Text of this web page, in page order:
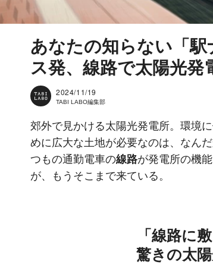
あなたの知らない「駅
ス発、線路で太陽光発
2024/11/19
TABI LABO編集部
郊外で見かける太陽光発電所。環境
めに広大な土地が必要なのは、なん
つもの通勤電車の線路が発電所の機
が、もうそこまで来ている。
「線路に
驚きの太